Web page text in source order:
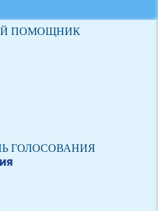
ПОМОЩНИК
ГОЛОСОВАНИЯ